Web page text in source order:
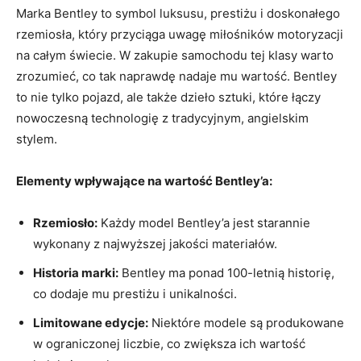
Marka⁣ Bentley to symbol ⁤luksusu, prestiżu i doskonałego
⁣rzemiosła, który przyciąga uwagę‌ miłośników motoryzacji
na całym świecie. W zakupie samochodu⁤ tej klasy warto
zrozumieć,​ co tak naprawdę nadaje mu wartość. Bentley
to nie ‌tylko pojazd,‍ ale także‍ dzieło sztuki,‌ które łączy
nowoczesną technologię z tradycyjnym, angielskim
stylem.
Elementy wpływające na wartość ‌Bentley’a:
Rzemiosło: Każdy‌ model Bentley’a jest⁣ starannie
wykonany z najwyższej jakości ​materiałów.
Historia marki: Bentley ma ponad ​100-letnią historię,⁤
co dodaje mu prestiżu i unikalności.
Limitowane edycje: Niektóre modele są produkowane
⁤w ograniczonej​ liczbie, co‌ zwiększa ich‌ wartość